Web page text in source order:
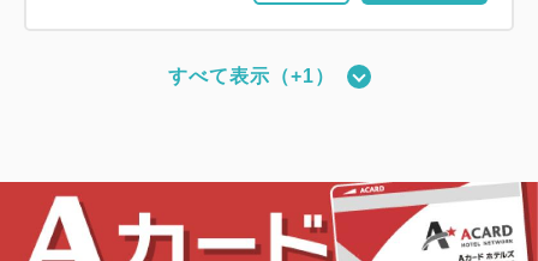
2 1~2名
シングルサイズ / 幅90-130cm×2
すべて表示（+1）